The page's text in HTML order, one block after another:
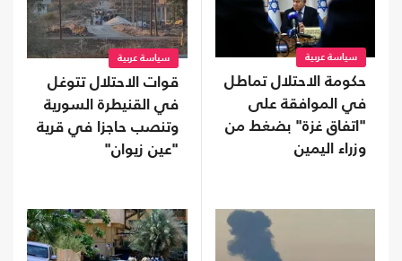
سياسة عربية
حكومة الاحتلال تماطل
في الموافقة على
"اتفاق غزة" بضغط من
وزراء اليمين
سياسة عربية
قوات الاحتلال تتوغل
في القنيطرة السورية
وتنصب حاجزا في قرية
"عين زيوان"